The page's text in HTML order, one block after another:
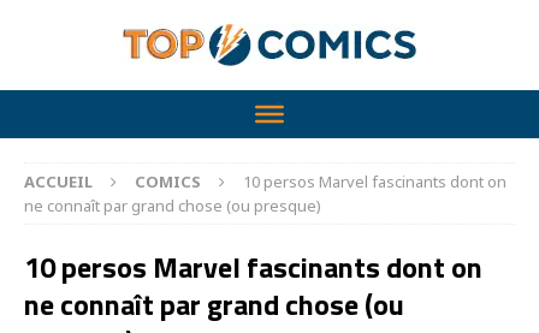
ACCUEIL COMICS
10 persos Marvel fascinants dont on
ne connaît par grand chose (ou presque)
10 persos Marvel fascinants dont on
ne connaît par grand chose (ou